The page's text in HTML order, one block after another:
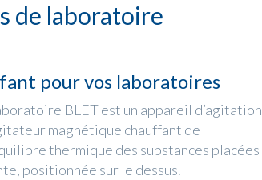
de laboratoire
pour vos laboratoires
BLET est un appareil d’agitation
magnétique chauffant de
thermique des substances placées
positionnée sur le dessus.